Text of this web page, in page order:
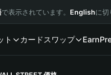
で表示されています。 Englishに切
ト カードスワップ Earn